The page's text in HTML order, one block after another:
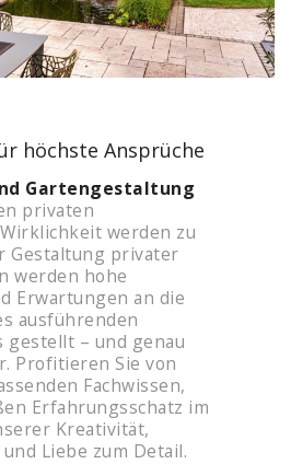
höchste Ansprüche
Gartengestaltung
privaten
werden zu
Gestaltung privater
werden hohe
Erwartungen an die
ausführenden
gestellt – und genau
Profitieren Sie von
Fachwissen,
Erfahrungsschatz im
Kreativität,
Liebe zum Detail.